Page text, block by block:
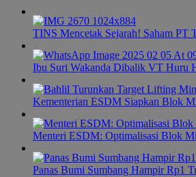
TINS Mencetak Sejarah! Saham PT
Ibu Suri Wakanda Dibalik VT Huru
Kementerian ESDM Siapkan Blok
Menteri ESDM: Optimalisasi Blok
Panas Bumi Sumbang Hampir Rp1